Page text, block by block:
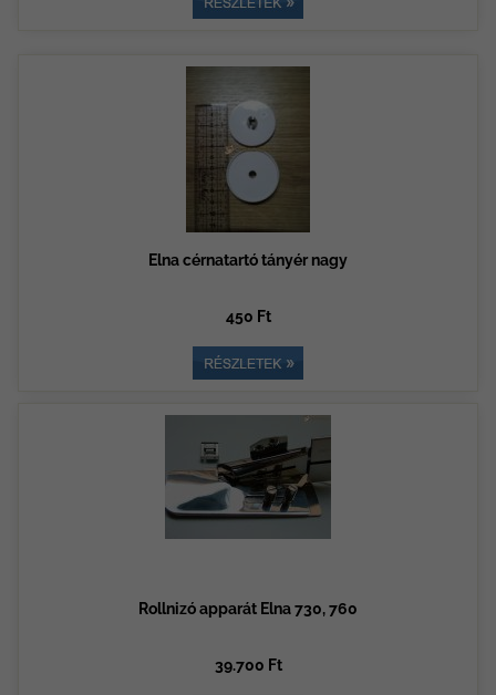
Elna cérnatartó tányér nagy
450 Ft
Rollnizó apparát Elna 730, 760
39.700 Ft